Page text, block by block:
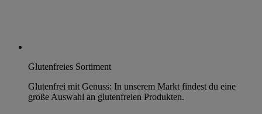
Glutenfreies Sortiment
Glutenfrei mit Genuss: In unserem Markt findest du eine
große Auswahl an glutenfreien Produkten.